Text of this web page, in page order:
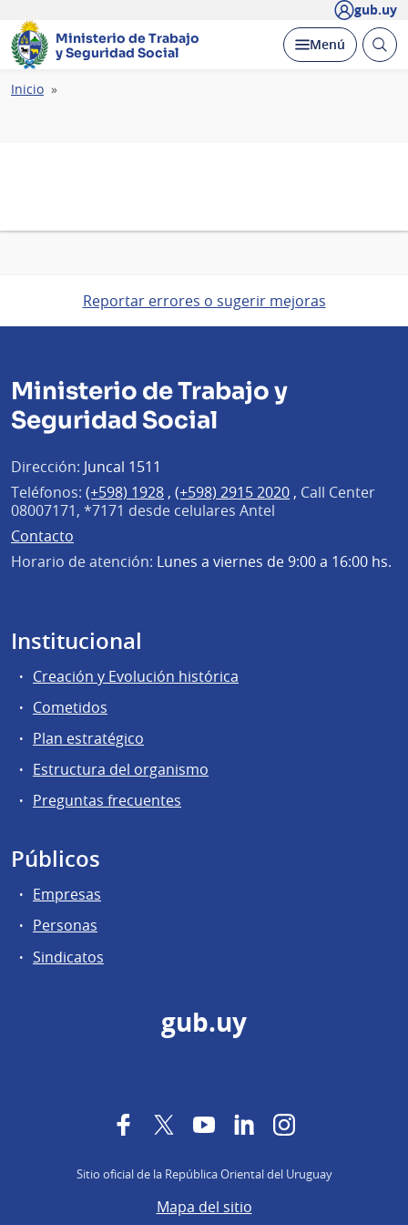
gub.uy
Ministerio de Trabajo
y Seguridad Social
Desplegar
Menú Abrir
Ruta
Inicio
Reportar errores o sugerir mejoras
Ministerio de Trabajo y
Seguridad Social
Dirección: Juncal 1511
Teléfonos: (+598) 1928 , (+598) 2915 2020 , Call Center
08007171, *7171 desde celulares Antel
Contacto
Horario de atención: Lunes a viernes de 9:00 a 16:00 hs.
Institucional
Creación y Evolución histórica
Cometidos
Plan estratégico
Estructura del organismo
Preguntas frecuentes
Públicos
Empresas
Personas
Sindicatos
gub.uy
FacebookTwitterYouTubeLinkedInInstagram
Sitio oficial de la República Oriental del Uruguay
Mapa del sitio